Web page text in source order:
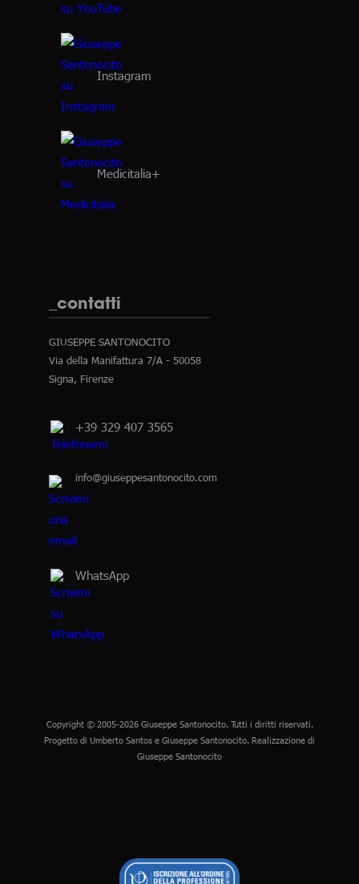
Instagram
Medicitalia+
_contatti
GIUSEPPE SANTONOCITO
Via della Manifattura 7/A - 50058
Signa, Firenze
+39 329 407 3565
info@giuseppesantonocito.com
WhatsApp
Copyright © 2005-2026 Giuseppe Santonocito. Tutti i diritti riservati.
Progetto di Umberto Santos e Giuseppe Santonocito. Realizzazione di
Giuseppe Santonocito